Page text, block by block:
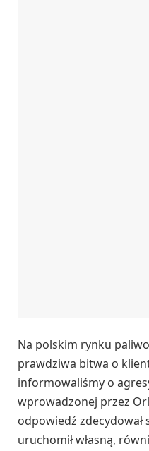
Na polskim rynku
prawdziwa bitwa o
informowaliśmy o
wprowadzonej przez
odpowiedź
uruchomił własną,